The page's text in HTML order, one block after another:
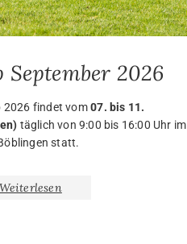
September 2026
2026 findet vom07. bis 11.
täglich von 9:00 bis 16:00 Uhr im
statt.
Weiterlesen